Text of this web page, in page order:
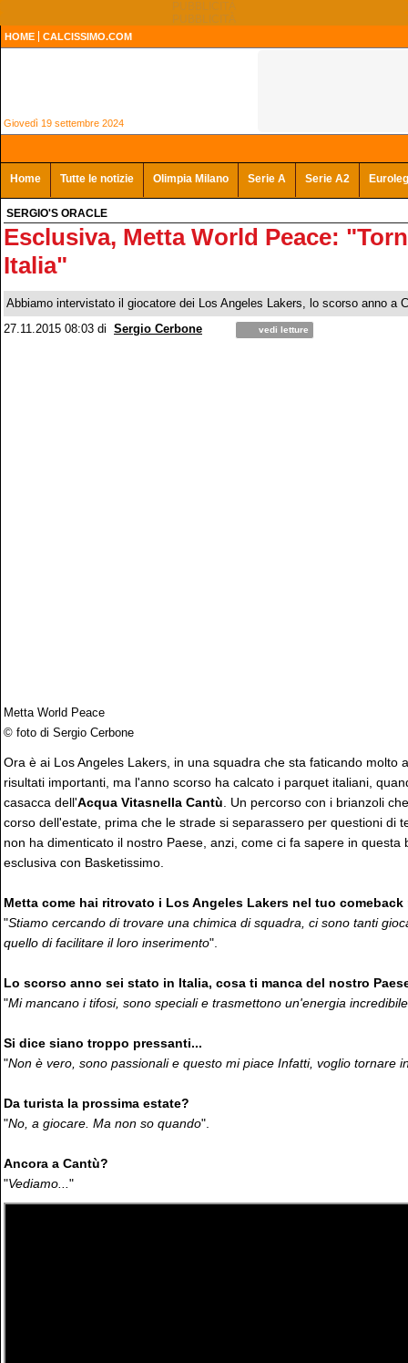
HOME CALCISSIMO.COM
Giovedì 19 settembre 2024
Home Tutte le notizie Olimpia Milano Serie A Serie A2
SERGIO'S ORACLE
Esclusiva, Metta World Peace:
Italia"
Abbiamo intervistato il giocatore dei Los Angeles Lakers, lo scorso anno a
27.11.2015 08:03 di Sergio Cerbone vedi letture
Metta World Peace
© foto di Sergio Cerbone
Ora è ai Los Angeles Lakers, in una squadra che sta faticando molto
risultati importanti, ma l'anno scorso ha calcato i parquet italiani,
casacca dell'Acqua Vitasnella Cantù . Un percorso con i brianzoli
corso dell'estate, prima che le strade si separassero per questioni di
non ha dimenticato il nostro Paese, anzi, come ci fa sapere in questa
esclusiva con Basketissimo.
Metta come hai ritrovato i Los Angeles Lakers nel tuo comeback
"Stiamo cercando di trovare una chimica di squadra, ci sono tanti
quello di facilitare il loro inserimento".
Lo scorso anno sei stato in Italia, cosa ti manca del nostro
"Mi mancano i tifosi, sono speciali e trasmettono un'energia incredibile
Si dice siano troppo pressanti...
"Non è vero, sono passionali e questo mi piace Infatti, voglio tornare
Da turista la prossima estate?
"No, a giocare. Ma non so quando".
Ancora a Cantù?
"Vediamo... "